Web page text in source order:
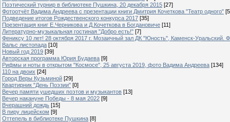
Поэтический турнир в библиотеке Пушкина, 20 декабря 2015 [27]
Фотоотчёт Вадима Андреева с презентации книги Дмитрия Кочеткова "Театр одного"
Подведение итогов Рождественского конкурса 2017 [35]
Презентация книг Е.Черникова и Д.Кочеткова в Богдановиче [11]
Литературно-музыкальная гостиная "Добро есть!" [7]
Фениксу 10 лет! 28 октября 2017 г. Мозаичный зал ДК "Юность", Каменск-Уральский.
Вальс листопада [10]
Новый год 2019 [39]
Авторская программа Юрия Будаева [9]
Рифмы и ноты в открытом "Космосе", 25 августа 2019, фото Вадима Андреева [134]
110 на двоих [24]
Город Веры Кузьминой [29]
Квартирник "День Поэзии" [0]
Вечер памяти ушедших поэтов и музыкантов [13]
Вечер накануне Победы - 8 мая 2022 [9]
Вчерашний дождь [15]
В пиру лицейском [9]
Оттепель в библиотеке Пушкина [8]